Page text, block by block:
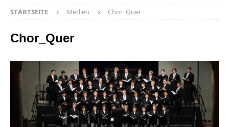
STARTSEITE Medien Chor_Quer
Chor_Quer